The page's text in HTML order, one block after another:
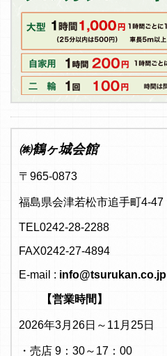
㈱鶴ヶ城会館
〒965-0873
福島県会津若松市追手町4-47
TEL0242-28-2288
FAX0242-27-4894
E-mail : info@tsurukan.co.jp
【営業時間】
2026年3月26日～11月25日
・売店 9：30～17：00